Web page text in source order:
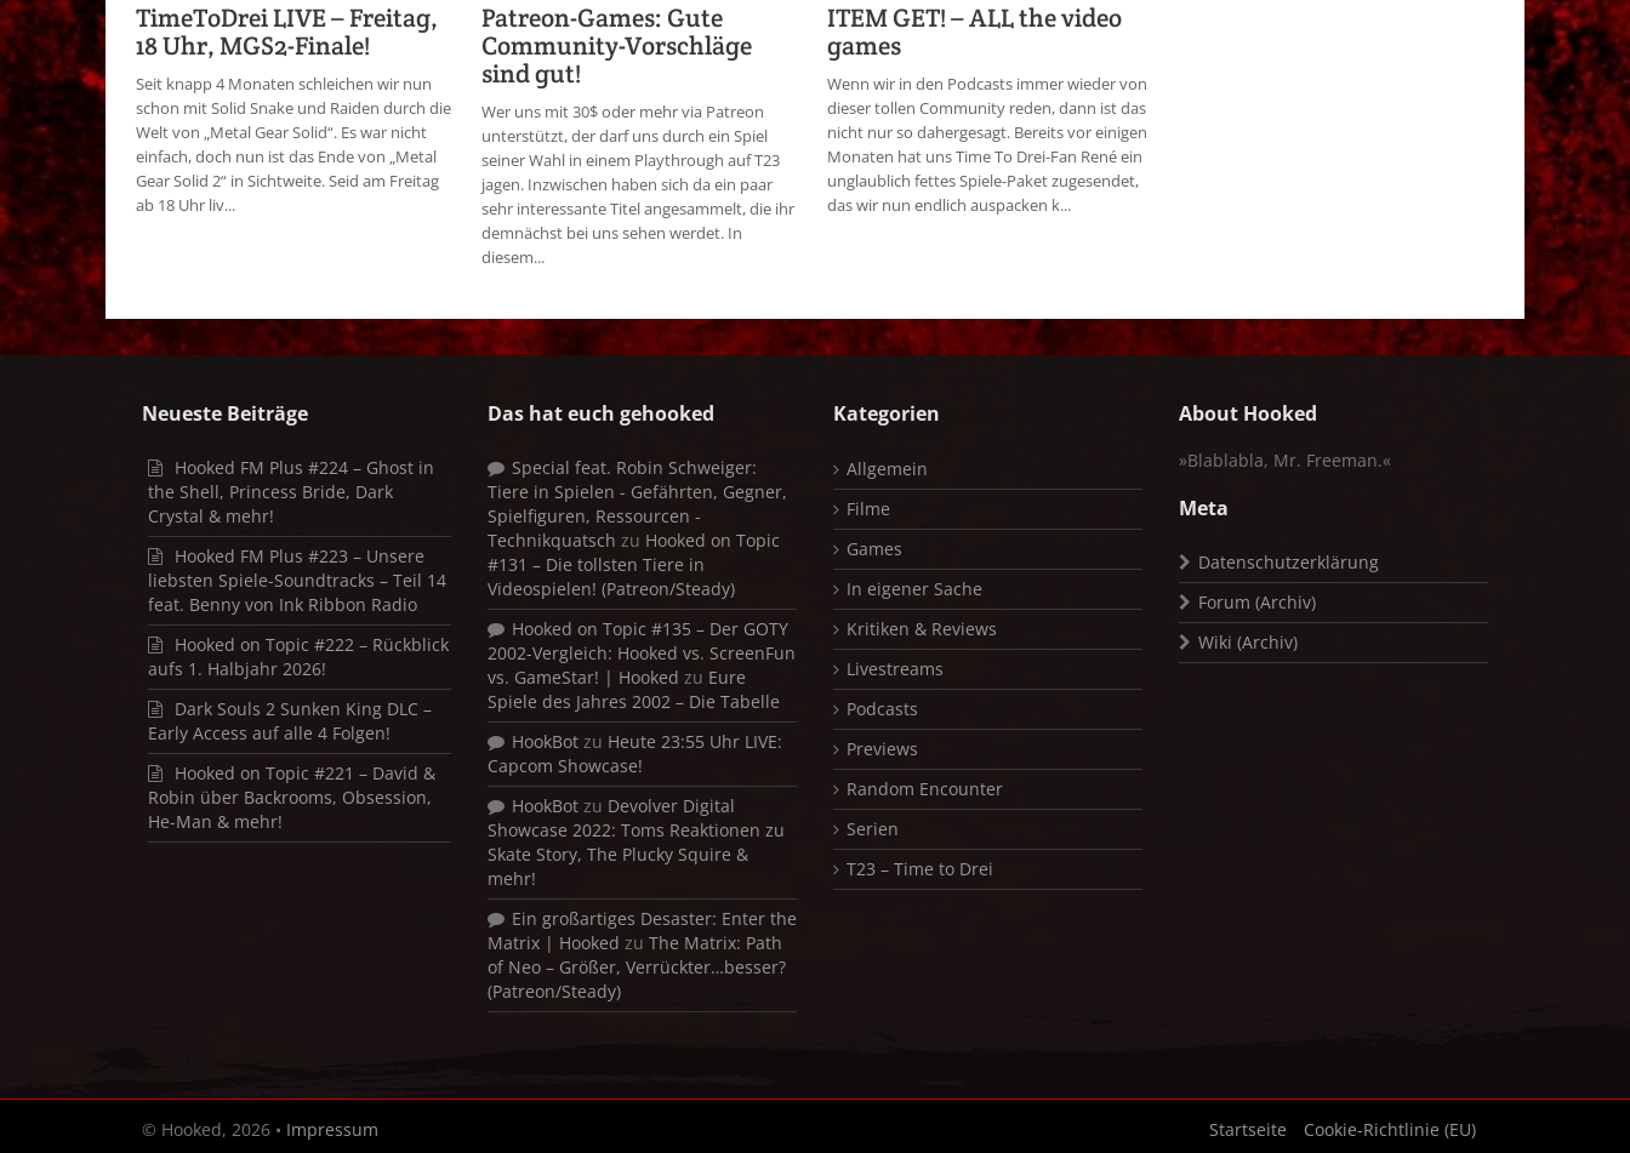
TimeToDrei LIVE – Freitag,
18 Uhr, MGS2-Finale!
Seit knapp 4 Monaten schleichen wir nun
schon mit Solid Snake und Raiden durch die
Welt von „Metal Gear Solid“. Es war nicht
einfach, doch nun ist das Ende von „Metal
Gear Solid 2“ in Sichtweite. Seid am Freitag
ab 18 Uhr liv...
Patreon-Games: Gute
Community-Vorschläge
sind gut!
Wer uns mit 30$ oder mehr via Patreon
unterstützt, der darf uns durch ein Spiel
seiner Wahl in einem Playthrough auf T23
jagen. Inzwischen haben sich da ein paar
sehr interessante Titel angesammelt, die ihr
demnächst bei uns sehen werdet. In
diesem...
ITEM GET! – ALL the video
games
Wenn wir in den Podcasts immer wieder von
dieser tollen Community reden, dann ist das
nicht nur so dahergesagt. Bereits vor einigen
Monaten hat uns Time To Drei-Fan René ein
unglaublich fettes Spiele-Paket zugesendet,
das wir nun endlich auspacken k...
Neueste Beiträge
Hooked FM Plus #224 – Ghost in
the Shell, Princess Bride, Dark
Crystal & mehr!
Hooked FM Plus #223 – Unsere
liebsten Spiele-Soundtracks – Teil 14
feat. Benny von Ink Ribbon Radio
Hooked on Topic #222 – Rückblick
aufs 1. Halbjahr 2026!
Dark Souls 2 Sunken King DLC –
Early Access auf alle 4 Folgen!
Hooked on Topic #221 – David &
Robin über Backrooms, Obsession,
He-Man & mehr!
Das hat euch gehooked
Special feat. Robin Schweiger:
Tiere in Spielen - Gefährten, Gegner,
Spielfiguren, Ressourcen -
Technikquatsch zu Hooked on Topic
#131 – Die tollsten Tiere in
Videospielen! (Patreon/Steady)
Hooked on Topic #135 – Der GOTY
2002-Vergleich: Hooked vs. ScreenFun
vs. GameStar! | Hooked zu Eure
Spiele des Jahres 2002 – Die Tabelle
HookBot zu Heute 23:55 Uhr LIVE:
Capcom Showcase!
HookBot zu Devolver Digital
Showcase 2022: Toms Reaktionen zu
Skate Story, The Plucky Squire &
mehr!
Ein großartiges Desaster: Enter the
Matrix | Hooked zu The Matrix: Path
of Neo – Größer, Verrückter…besser?
(Patreon/Steady)
Kategorien
Allgemein
Filme
Games
In eigener Sache
Kritiken & Reviews
Livestreams
Podcasts
Previews
Random Encounter
Serien
T23 – Time to Drei
About Hooked
»Blablabla, Mr. Freeman.«
Meta
Datenschutzerklärung
Forum (Archiv)
Wiki (Archiv)
© Hooked, 2026 • Impressum Startseite Cookie-Richtlinie (EU)